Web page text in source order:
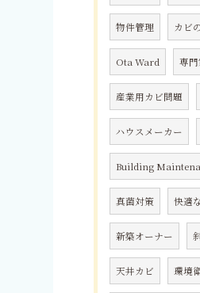
物件管理 カビ
Ota Ward 専門
産業用カビ問題
ハウスメーカー
Building
真菌対策 快適
新築オーナー
天井カビ 環境